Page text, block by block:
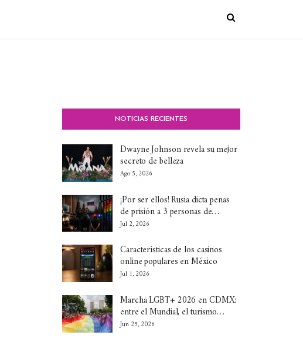
NOTICIAS RECIENTES
Dwayne Johnson revela su mejor
secreto de belleza
Ago 5, 2026
¡Por ser ellos! Rusia dicta penas
de prisión a 3 personas de…
Jul 2, 2026
Características de los casinos
online populares en México
Jul 1, 2026
Marcha LGBT+ 2026 en CDMX:
entre el Mundial, el turismo…
Jun 25, 2026